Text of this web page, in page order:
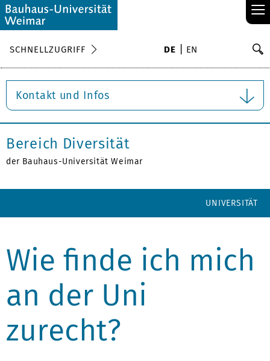
≡
SCHNELLZUGRIFF DE EN
Kontakt und Infos
Bereich Diversität
der Bauhaus-Universität Weimar
UNIVERSITÄT
Wie finde ich mich
an der Uni
zurecht?